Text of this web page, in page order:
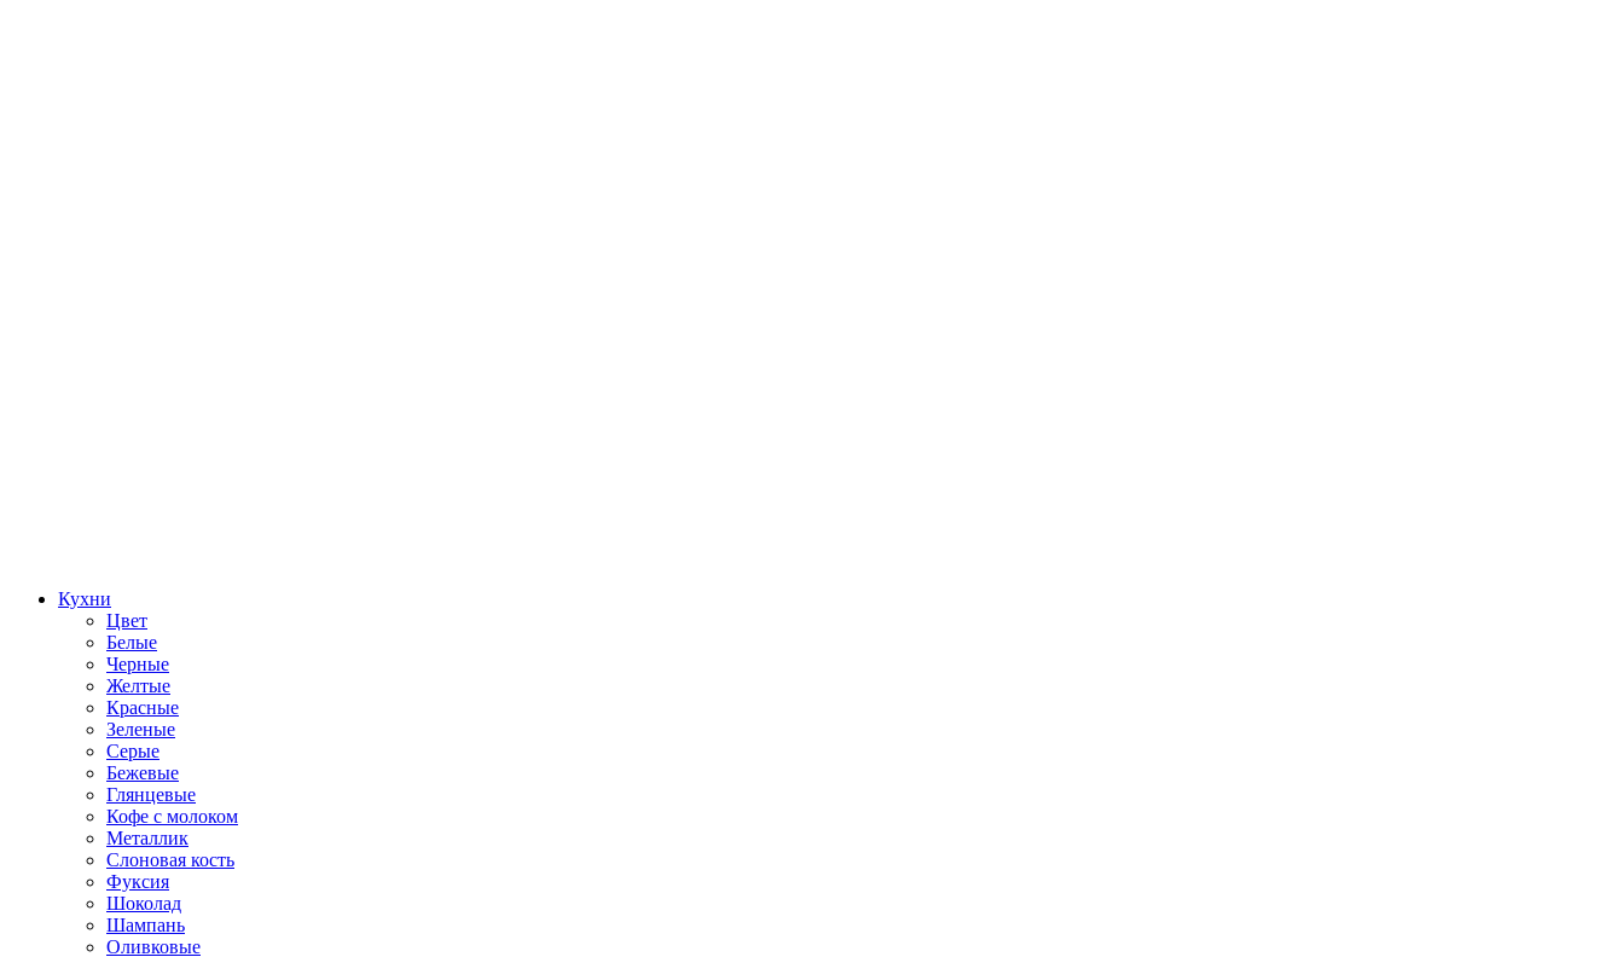
Кухни
Цвет
Белые
Черные
Желтые
Красные
Зеленые
Серые
Бежевые
Глянцевые
Кофе с молоком
Металлик
Слоновая кость
Фуксия
Шоколад
Шампань
Оливковые